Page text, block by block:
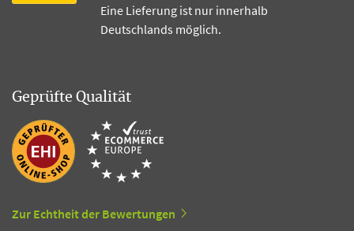
Eine Lieferung ist nur innerhalb
Deutschlands möglich.
Geprüfte Qualität
Zur Echtheit der Bewertungen